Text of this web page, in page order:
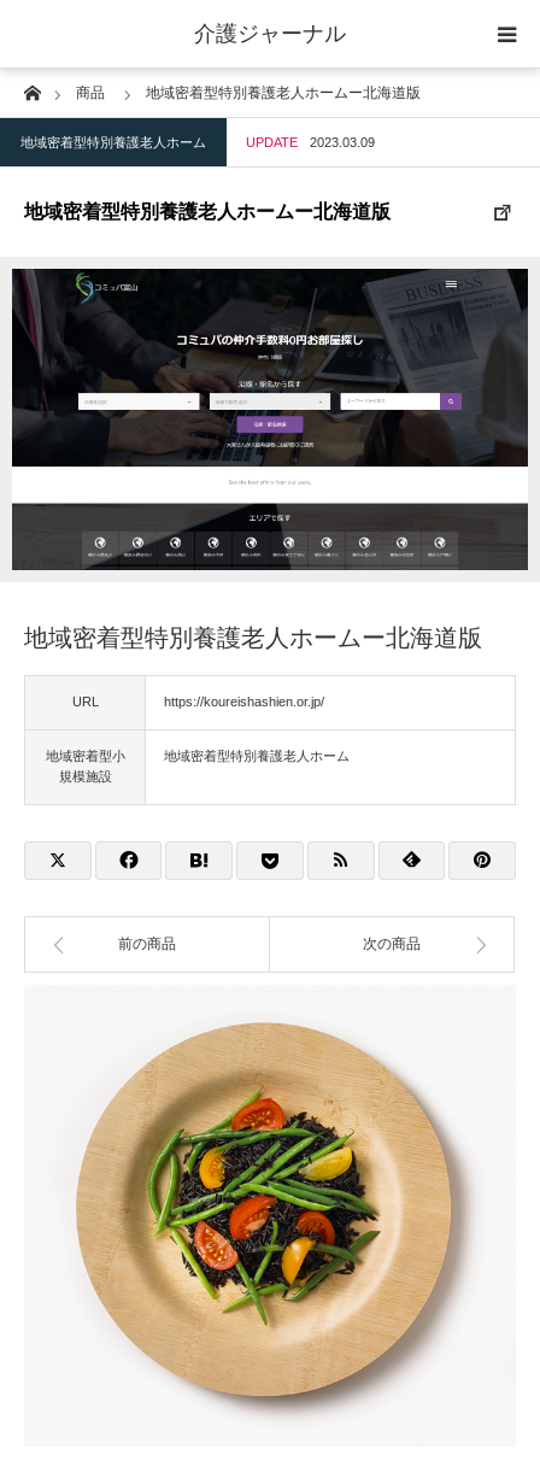
介護ジャーナル
Home商品 地域密着型特別養護老人ホームー北海道版
地域密着型特別養護老人ホーム UPDATE 2023.03.09
地域密着型特別養護老人ホームー北海道版
地域密着型特別養護老人ホームー北海道版
URL https://koureishashien.or.jp/
地域密着型小
規模施設
地域密着型特別養護老人ホーム
前の商品 次の商品
ケアプラン作成
訪問
短期入所
訪問＋通い＋宿泊
施設
地域密着型小規模施設
住宅改修